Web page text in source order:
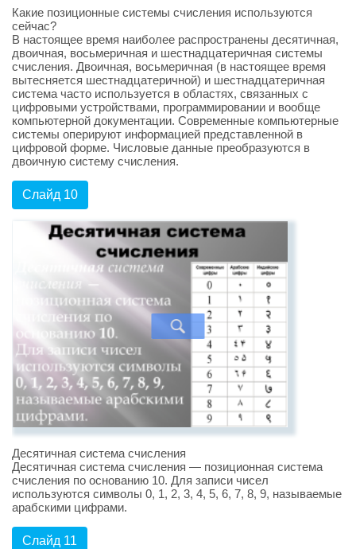
Какие позиционные системы счисления используются
сейчас?
В настоящее время наиболее распространены десятичная,
двоичная, восьмеричная и шестнадцатеричная системы
счисления. Двоичная, восьмеричная (в настоящее время
вытесняется шестнадцатеричной) и шестнадцатеричная
система часто используется в областях, связанных с
цифровыми устройствами, программировании и вообще
компьютерной документации. Современные компьютерные
системы оперируют информацией представленной в
цифровой форме. Числовые данные преобразуются в
двоичную систему счисления.
Слайд 10
Десятичная система счисления
Десятичная система счисления — позиционная система
счисления по основанию 10. Для записи чисел
используются символы 0, 1, 2, 3, 4, 5, 6, 7, 8, 9, называемые
арабскими цифрами.
Слайд 11